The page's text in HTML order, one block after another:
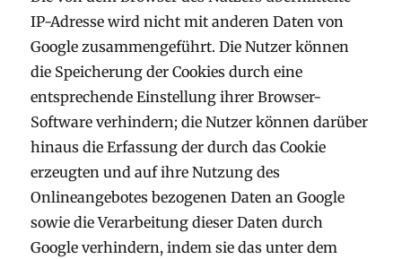
IP-Adresse wird nicht mit anderen Daten von
Google zusammengeführt. Die Nutzer können
die Speicherung der Cookies durch eine
entsprechende Einstellung ihrer Browser-
Software verhindern; die Nutzer können darüber
hinaus die Erfassung der durch das Cookie
erzeugten und auf ihre Nutzung des
Onlineangebotes bezogenen Daten an Google
sowie die Verarbeitung dieser Daten durch
Google verhindern, indem sie das unter dem